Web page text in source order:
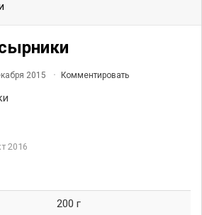
2015 Комментировать
2016
200 г